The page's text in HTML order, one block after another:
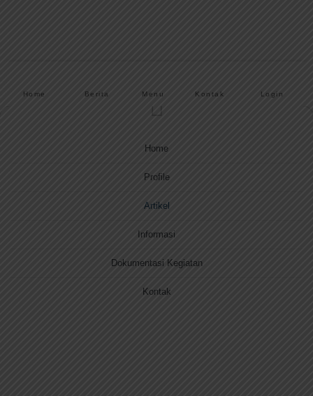
Home Berita Menu Kontak Login
Home
Profile
Artikel
Informasi
Dokumentasi Kegiatan
Kontak